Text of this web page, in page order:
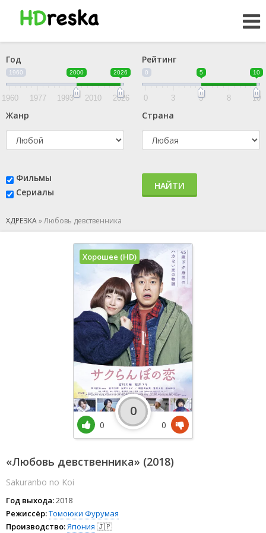
Год
1960 2000 2026
1960 1977 1993 2010 2026
Рейтинг
0 5 10
0 3 5 8 10
Жанр Страна
Фильмы
Сериалы
НАЙТИ
ХДРЕЗКА»Любовь девственника
«Любовь девственника» (2018)
Sakuranbo no Koi
Год выхода:2018
Режиссёр:Томоюки Фурумая
Производство:Япония 🇯🇵
Хорошее (HD)
0
0
0